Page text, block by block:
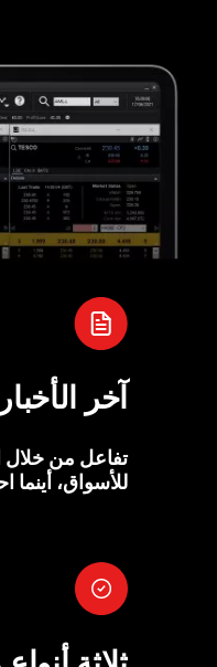
آخر
تفاعل من خلال
للأسواق، أينما